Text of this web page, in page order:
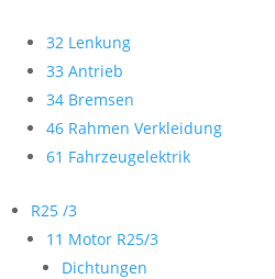
32 Lenkung
33 Antrieb
34 Bremsen
46 Rahmen Verkleidung
61 Fahrzeugelektrik
R25 /3
11 Motor R25/3
Dichtungen